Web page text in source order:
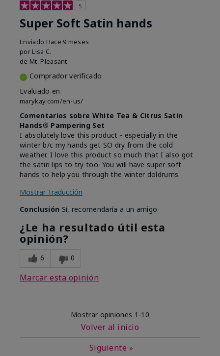
5
Super Soft Satin hands
Enviado Hace 9 meses
por Lisa C.
de Mt. Pleasant
Comprador verificado
Evaluado en
marykay.com/en-us/
Comentarios sobre White Tea & Citrus Satin
Hands® Pampering Set
I absolutely love this product - especially in the
winter b/c my hands get SO dry from the cold
weather. I love this product so much that I also got
the satin lips to try too. You will have super soft
hands to help you through the winter doldrums.
Mostrar Traducción
Conclusión Sí, recomendaría a un amigo
¿Le ha resultado útil esta
opinión?
6 0
Marcar esta opinión
Mostrar opiniones 1-10
Volver al inicio
Siguiente »